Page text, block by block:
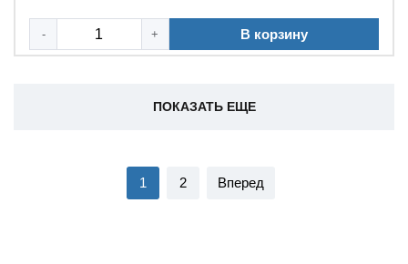
- + В корзину
ПОКАЗАТЬ ЕЩЕ
1 2 Вперед